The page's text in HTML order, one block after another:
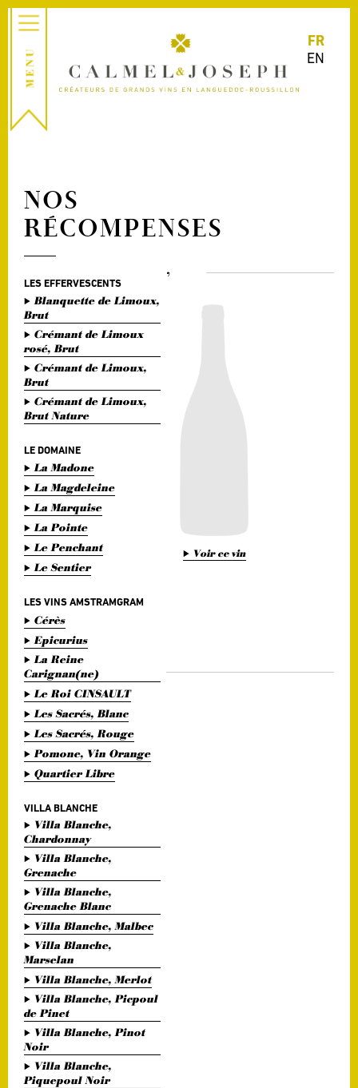
FR
EN
NOS
RÉCOMPENSES
LES EFFERVESCENTS
Blanquette de Limoux,
Brut
Crémant de Limoux
rosé, Brut
Crémant de Limoux,
Brut
Crémant de Limoux,
Brut Nature
LE DOMAINE
La Madone
La Magdeleine
La Marquise
La Pointe
Le Penchant
Le Sentier
LES VINS AMSTRAMGRAM
Cérès
Epicurius
La Reine
Carignan(ne)
Le Roi CINSAULT
Les Sacrés, Blanc
Les Sacrés, Rouge
Pomone, Vin Orange
Quartier Libre
VILLA BLANCHE
Villa Blanche,
Chardonnay
Villa Blanche,
Grenache
Villa Blanche,
Grenache Blanc
Villa Blanche, Malbec
Villa Blanche,
Marselan
Villa Blanche, Merlot
Villa Blanche, Picpoul
de Pinet
Villa Blanche, Pinot
Noir
Villa Blanche,
Piquepoul Noir
,
Voir ce vin